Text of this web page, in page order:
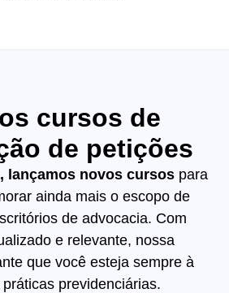
cursos de
de petições
lançamos novos cursos para
ainda mais o escopo de
de advocacia. Com
e relevante, nossa
que você esteja sempre à
previdenciárias.